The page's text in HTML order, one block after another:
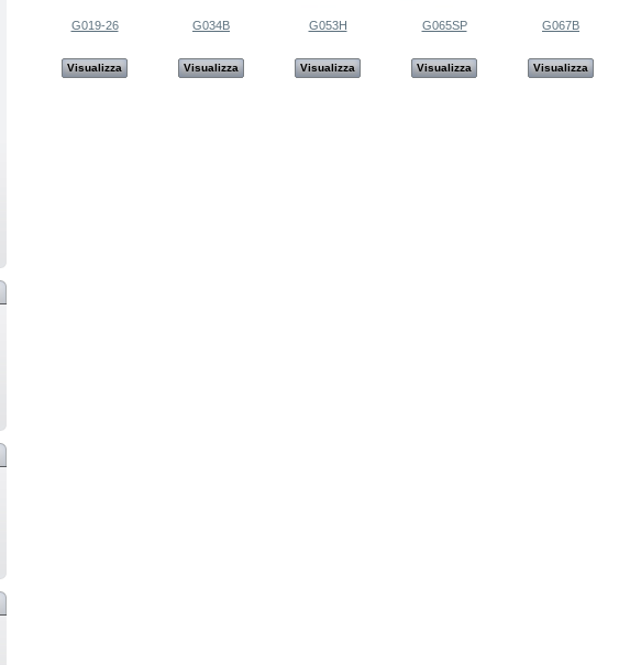
G019-26
Visualizza
G034B
Visualizza
G053H
Visualizza
G065SP
Visualizza
G067B
Visualizza